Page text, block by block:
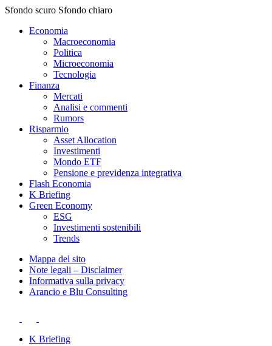
Sfondo scuro Sfondo chiaro
Economia
Macroeconomia
Politica
Microeconomia
Tecnologia
Finanza
Mercati
Analisi e commenti
Rumors
Risparmio
Asset Allocation
Investimenti
Mondo ETF
Pensione e previdenza integrativa
Flash Economia
K Briefing
Green Economy
ESG
Investimenti sostenibili
Trends
Mappa del sito
Note legali – Disclaimer
Informativa sulla privacy
Arancio e Blu Consulting
K Briefing